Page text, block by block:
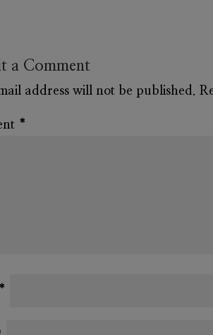
a Comment
address will not be published.
*
*